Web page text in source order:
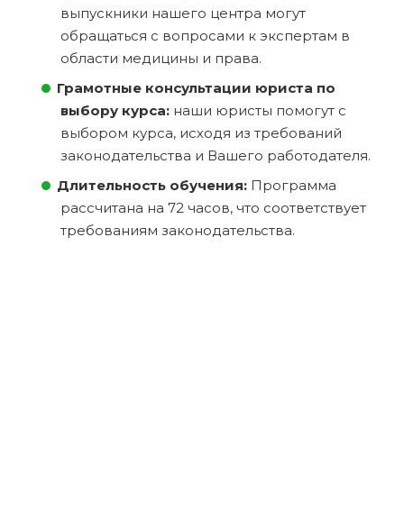
выпускники нашего центра могут
обращаться с вопросами к экспертам в
области медицины и права.
Грамотные консультации юриста по
выбору курса: наши юристы помогут с
выбором курса, исходя из требований
законодательства и Вашего работодателя.
Длительность обучения: Программа
рассчитана на 72 часов, что соответствует
требованиям законодательства.